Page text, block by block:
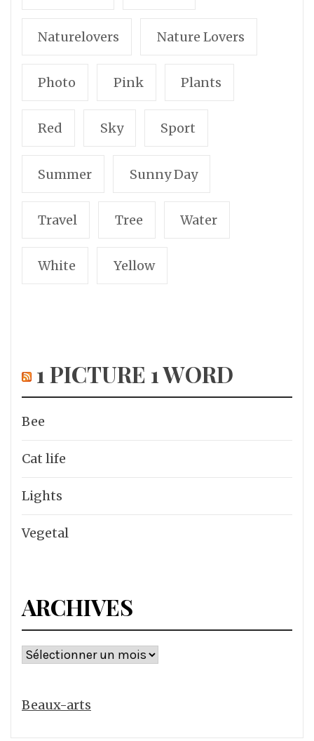
Naturelovers Nature Lovers
Photo Pink Plants
Red Sky Sport
Summer Sunny Day
Travel Tree Water
White Yellow
1 PICTURE 1 WORD
Bee
Cat life
Lights
Vegetal
ARCHIVES
Archives
Beaux-arts